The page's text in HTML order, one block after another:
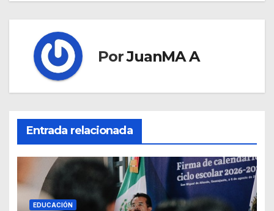
PorJuanMA A
Entrada relacionada
EDUCACIÓN